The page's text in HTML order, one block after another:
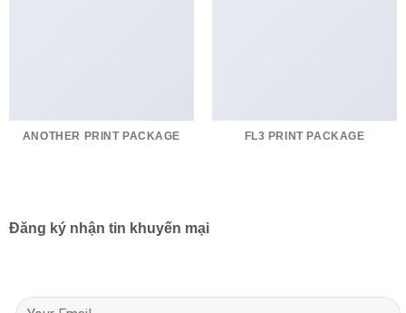
ANOTHER PRINT PACKAGE FL3 PRINT PACKAGE
Đăng ký nhận tin khuyến mại